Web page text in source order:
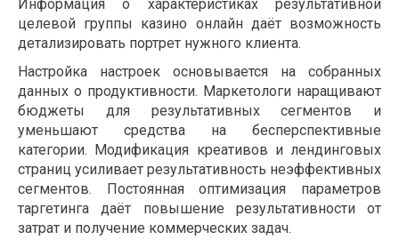
Информация о характеристиках результативной
целевой группы казино онлайн даёт возможность
детализировать портрет нужного клиента.
Настройка настроек основывается на собранных
данных о продуктивности. Маркетологи наращивают
бюджеты для результативных сегментов и
уменьшают средства на бесперспективные
категории. Модификация креативов и лендинговых
страниц усиливает результативность неэффективных
сегментов. Постоянная оптимизация параметров
таргетинга даёт повышение результативности от
затрат и получение коммерческих задач.